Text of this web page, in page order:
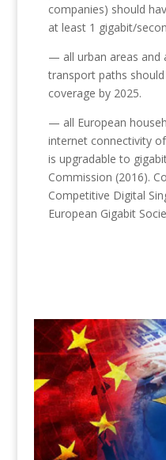
companies) should
at least 1 gigabit/
— all urban areas and
transport paths
coverage by 2025.
— all European
internet connectivity
is upgradable to
Commission (2016).
Competitive Digital
European Gigabit